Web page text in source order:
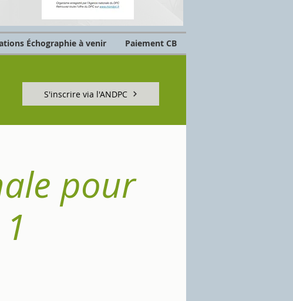
Échographie à venir Paiement CB
S'inscrire via l'ANDPC
pour